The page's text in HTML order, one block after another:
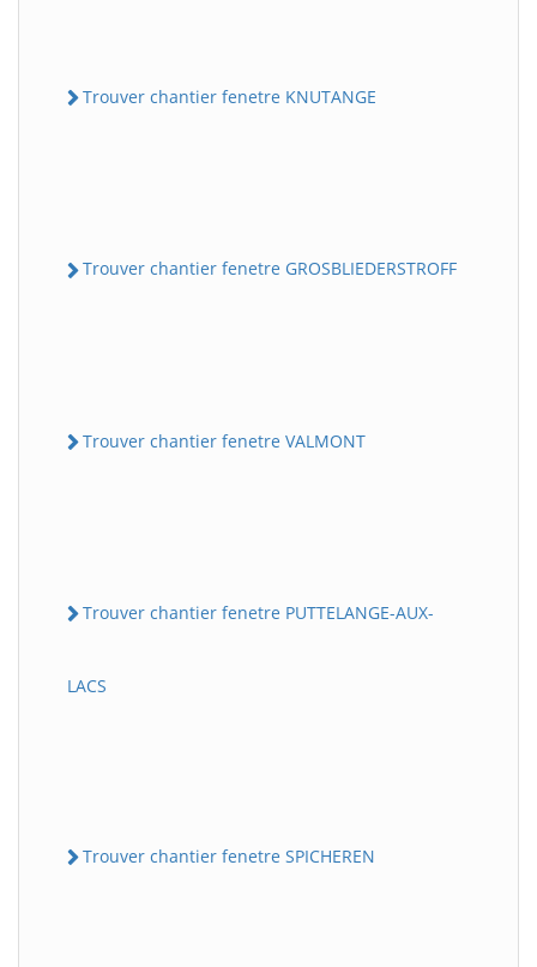
Trouver chantier fenetre KNUTANGE
Trouver chantier fenetre GROSBLIEDERSTROFF
Trouver chantier fenetre VALMONT
Trouver chantier fenetre PUTTELANGE-AUX-
LACS
Trouver chantier fenetre SPICHEREN